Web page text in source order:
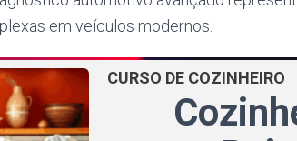
em veículos modernos.
CURSO DE COZINHEIRO